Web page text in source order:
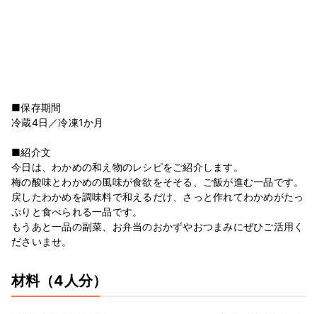
■保存期間
冷蔵4日／冷凍1か月
■紹介文
今日は、わかめの和え物のレシピをご紹介します。
梅の酸味とわかめの風味が食欲をそそる、ご飯が進む一品です。
戻したわかめを調味料で和えるだけ、さっと作れてわかめがたっ
ぷりと食べられる一品です。
もうあと一品の副菜、お弁当のおかずやおつまみにぜひご活用く
ださいませ。
材料（4人分）